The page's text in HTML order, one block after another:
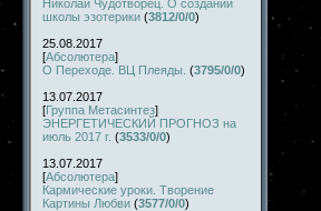
Николай Чудотворец. О создании
школы эзотерики (3812/0/0)
25.08.2017
[Абсолютера]
О Переходе. ВЦ Плеяды. (3795/0/0)
13.07.2017
[Группа Метасинтез]
ЭНЕРГЕТИЧЕСКИЙ ПРОГНОЗ на
июль 2017 г. (3533/0/0)
13.07.2017
[Абсолютера]
Кармические уроки. Творение
Картины Любви (3577/0/0)